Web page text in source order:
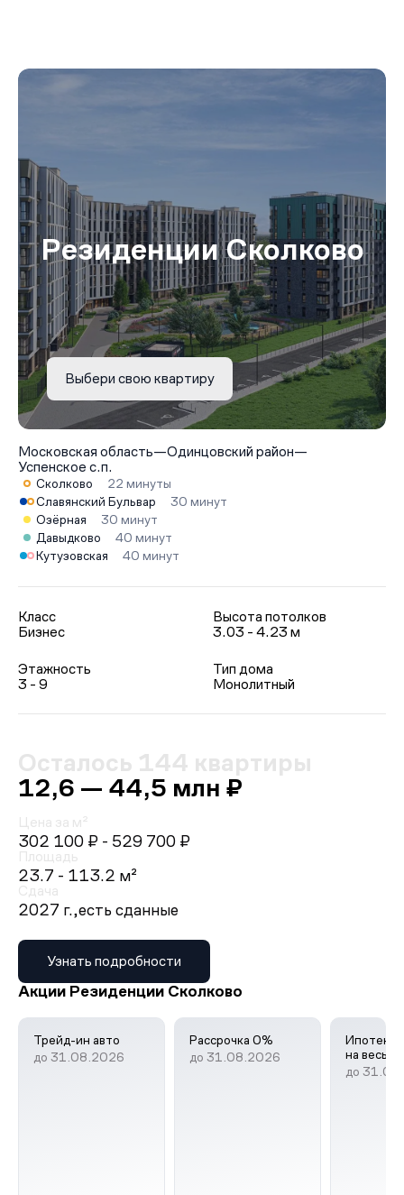
Резиденции Сколково
Выбери свою квартиру
Московская область—Одинцовский район—
Успенское с.п.
Сколково
22 минуты
Славянский Бульвар
30 минут
Озёрная
30 минут
Давыдково
40 минут
Кутузовская
40 минут
Класс
Бизнес
Высота потолков
3.03 - 4.23 м
Этажность
3 - 9
Тип дома
Монолитный
Осталось 144 квартиры
12,6 — 44,5 млн ₽
Цена за м²
302 100 ₽ - 529 700 ₽
Площадь
23.7 - 113.2 м²
Сдача
2027 г.,есть сданные
Узнать подробности
Акции Резиденции Сколково
Трейд-ин авто
до 31.08.2026
Рассрочка 0%
до 31.08.2026
Ипотека
на весь
до